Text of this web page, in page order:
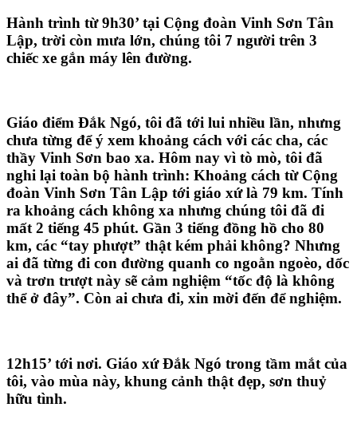
Hành trình từ 9h30’ tại Cộng đoàn Vinh Sơn Tân
Lập, trời còn mưa lớn, chúng tôi 7 người trên 3
chiếc xe gắn máy lên đường.
Giáo điểm Đắk Ngó, tôi đã tới lui nhiều lần, nhưng
chưa từng để ý xem khoảng cách với các cha, các
thầy Vinh Sơn bao xa. Hôm nay vì tò mò, tôi đã
nghi lại toàn bộ hành trình: Khoảng cách từ Cộng
đoàn Vinh Sơn Tân Lập tới giáo xứ là 79 km. Tính
ra khoảng cách không xa nhưng chúng tôi đã đi
mất 2 tiếng 45 phút. Gần 3 tiếng đồng hồ cho 80
km, các “tay phượt” thật kém phải không? Nhưng
ai đã từng đi con đường quanh co ngoằn ngoèo, dốc
và trơn trượt này sẽ cảm nghiệm “tốc độ là không
thể ở đây”. Còn ai chưa đi, xin mời đến để nghiệm.
12h15’ tới nơi. Giáo xứ Đắk Ngó trong tầm mắt của
tôi, vào mùa này, khung cảnh thật đẹp, sơn thuỷ
hữu tình.